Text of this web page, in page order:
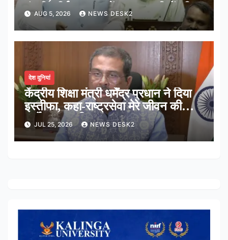
मंजूरी, शीर्ष अदालत में अब न्यायधीशों की
संख्या होगी 38
AUG 5, 2026 NEWS DESK2
देश दुनियां
केंद्रीय शिक्षा मंत्री धर्मेंद्र प्रधान ने दिया
इस्तीफा, कहा-राष्ट्रसेवा मेरे जीवन की
सर्वोच्च प्राथमिकता
JUL 25, 2026 NEWS DESK2